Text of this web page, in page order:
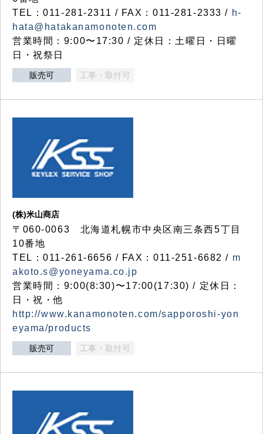
TEL：011-281-2311 / FAX：011-281-2333 / h-
hata@hatakanamonoten.com
営業時間：9:00〜17:30 / 定休日：土曜日・日曜
日・祝祭日
販売可 工事・取付可
(株)米山商店
〒060-0063 北海道札幌市中央区南三条西5丁目
10番地
TEL：011-261-6656 / FAX：011-251-6682 / m
akoto.s@yoneyama.co.jp
営業時間：9:00(8:30)〜17:00(17:30) / 定休日：
日・祝・他
http://www.kanamonoten.com/sapporoshi-yon
eyama/products
販売可 工事・取付可